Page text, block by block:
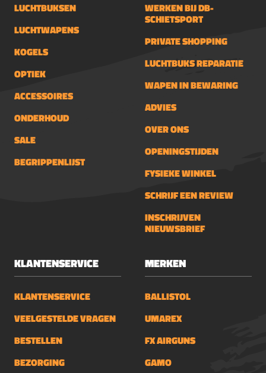
LUCHTBUKSEN
LUCHTWAPENS
KOGELS
OPTIEK
ACCESSOIRES
ONDERHOUD
SALE
BEGRIPPENLIJST
WERKEN BIJ DB-
SCHIETSPORT
PRIVATE SHOPPING
LUCHTBUKS REPARATIE
WAPEN IN BEWARING
ADVIES
OVER ONS
OPENINGSTIJDEN
FYSIEKE WINKEL
SCHRIJF EEN REVIEW
INSCHRIJVEN
NIEUWSBRIEF
KLANTENSERVICE
KLANTENSERVICE
VEELGESTELDE VRAGEN
BESTELLEN
BEZORGING
MERKEN
BALLISTOL
UMAREX
FX AIRGUNS
GAMO